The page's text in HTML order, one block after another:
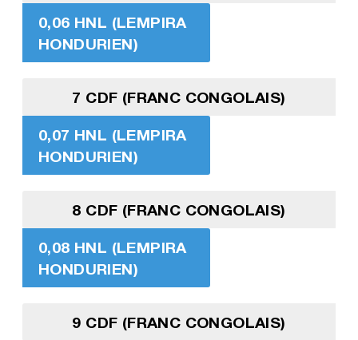
0,06 HNL (LEMPIRA
HONDURIEN)
7 CDF (FRANC CONGOLAIS)
0,07 HNL (LEMPIRA
HONDURIEN)
8 CDF (FRANC CONGOLAIS)
0,08 HNL (LEMPIRA
HONDURIEN)
9 CDF (FRANC CONGOLAIS)